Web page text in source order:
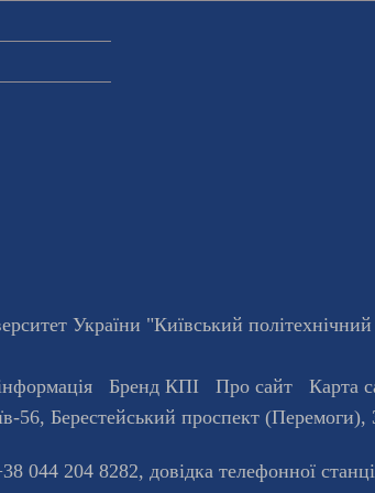
України "Київський політехнічний
Бренд КПІ Про сайт Карта
-56, Берестейський проспект (Перемоги),
044 204 8282, довiдка телефонної